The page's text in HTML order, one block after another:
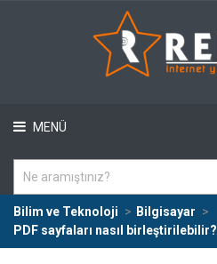
MENÜ
Bilim ve Teknoloji
Bilgisayar
PDF sayfaları nasıl birleştirilebilir?